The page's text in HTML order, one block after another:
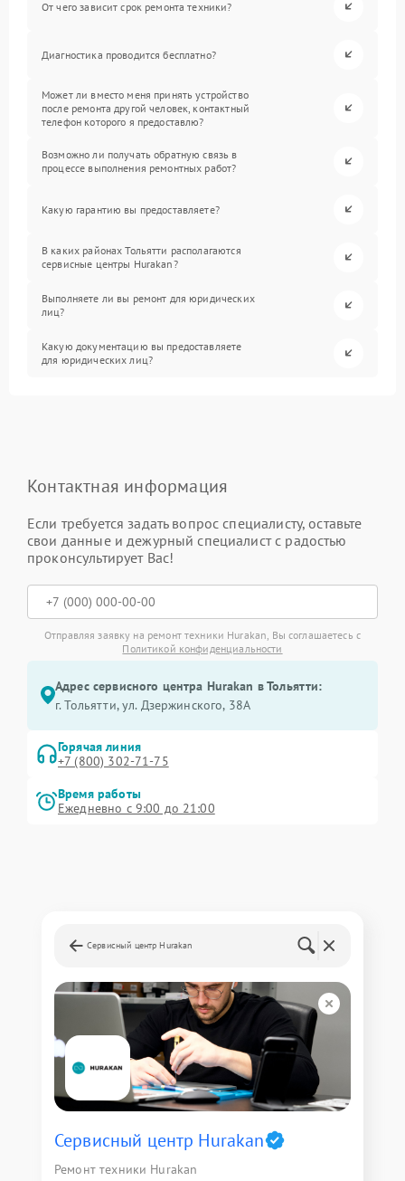
От чего зависит срок ремонта техники?
Диагностика проводится бесплатно?
Может ли вместо меня принять устройство
после ремонта другой человек, контактный
телефон которого я предоставлю?
Возможно ли получать обратную связь в
процессе выполнения ремонтных работ?
Какую гарантию вы предоставляете?
В каких районах Тольятти располагаются
сервисные центры Hurakan?
Выполняете ли вы ремонт для юридических
лиц?
Какую документацию вы предоставляете
для юридических лиц?
Контактная информация
Если требуется задать вопрос специалисту, оставьте
свои данные и дежурный специалист с радостью
проконсультирует Вас!
Отправляя заявку на ремонт техники Hurakan, Вы соглашаетесь с
Политикой конфиденциальности
Адрес сервисного центра Hurakan в Тольятти:
г. Тольятти, ул. Дзержинского, 38А
Горячая линия
+7 (800) 302-71-75
Время работы
Ежедневно с 9:00 до 21:00
Сервисный центр Hurakan
Сервисный центр Hurakan
Ремонт техники Hurakan